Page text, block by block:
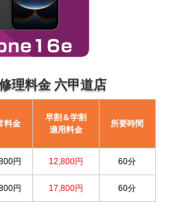
理料金 六甲道店
料金
早割＆学割
適用料金
所要時間
円 12,800円 60分
円 17,800円 60分